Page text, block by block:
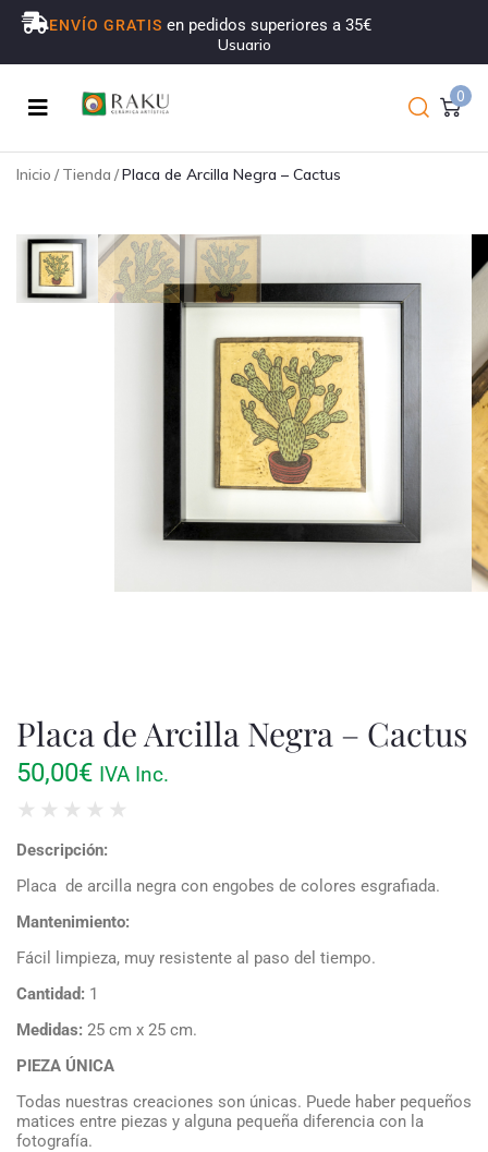
ENVÍO GRATIS en pedidos superiores a 35€
Usuario
0
Inicio / Tienda /Placa de Arcilla Negra – Cactus
Placa de Arcilla Negra – Cactus
50,00€ IVA Inc.
★ ★ ★ ★ ★
Descripción:
Placa de arcilla negra con engobes de colores esgrafiada.
Mantenimiento:
Fácil limpieza, muy resistente al paso del tiempo.
Cantidad: 1
Medidas: 25 cm x 25 cm.
PIEZA ÚNICA
Todas nuestras creaciones son únicas. Puede haber pequeños
matices entre piezas y alguna pequeña diferencia con la
fotografía.